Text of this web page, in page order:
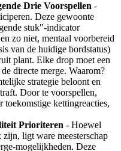
Drie Voorspellen -
Deze gewoonte
stuk"-indicator
zo niet, mentaal voorbereid
van de huidige bordstatus)
plant. Elke drop moet een
directe merge. Waarom?
strategie beloont en
Door te voorspellen,
toekomstige kettingreacties,
Prioriteren - Hoewel
ligt ware meesterschap
mogelijkheden. Deze